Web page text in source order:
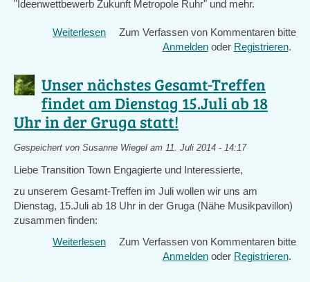
"Ideenwettbewerb Zukunft Metropole Ruhr" und mehr.
Weiterlesen über
Town
-
Essen
im
Wandel
der
Auftaktwoche
zur
RUHR
Zum Verfassen von Kommentaren bitte
Anmeldenoder Registrieren.
Unser nächstes Gesamt-Treffen
findet am Dienstag 15.Juli ab 18
Uhr in der Gruga statt!
Gespeichert von Susanne Wiegel am 11. Juli 2014 - 14:17
Liebe Transition Town Engagierte und Interessierte,
zu unserem Gesamt-Treffen im Juli wollen wir uns am
Dienstag, 15.Juli ab 18 Uhr in der Gruga (Nähe Musikpavillon)
zusammen finden:
Weiterlesen überZum Verfassen von Kommentaren bitte
Anmeldenoder Registrieren.